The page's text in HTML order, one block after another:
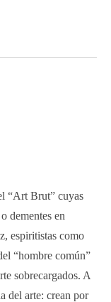
“Art Brut” cuyas
dementes en
espiritistas como
“hombre común”
sobrecargados. A
del arte: crean por